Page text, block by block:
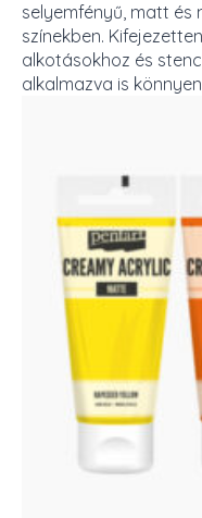
selyemfényű, matt és
színekben.
alkotásokhoz és
alkalmazva is